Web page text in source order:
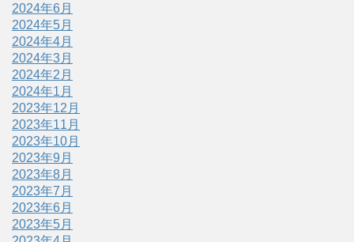
2024年6月
2024年5月
2024年4月
2024年3月
2024年2月
2024年1月
2023年12月
2023年11月
2023年10月
2023年9月
2023年8月
2023年7月
2023年6月
2023年5月